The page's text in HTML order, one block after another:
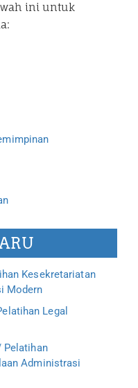
ini untuk
Kesekretariatan
Modern
Legal
Pelatihan
Administrasi